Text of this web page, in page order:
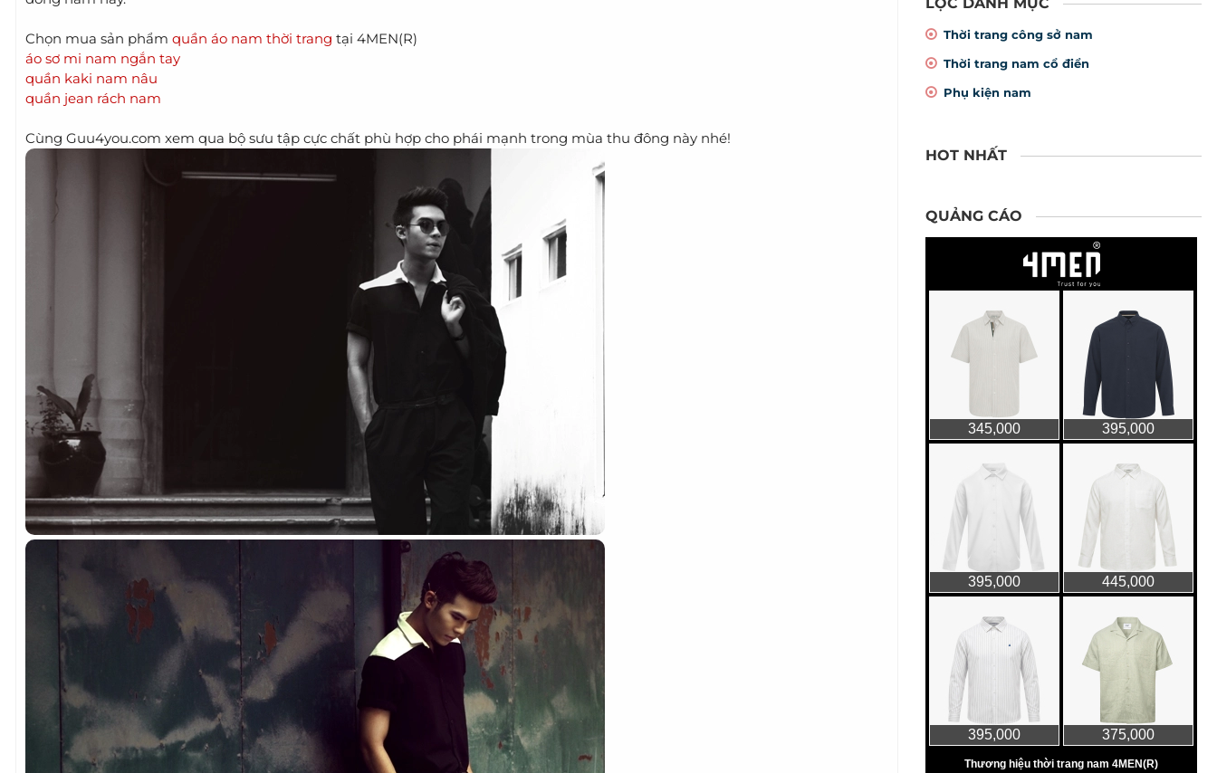
Chọn mua sản phẩm quần áo nam thời trang tại 4MEN(R)
áo sơ mi nam ngắn tay
quần kaki nam nâu
quần jean rách nam
Cùng Guu4you.com xem qua bộ sưu tập cực chất phù hợp cho phái mạnh trong mùa thu đông này nhé!
Thời trang công sở nam
Thời trang nam cổ điển
Phụ kiện nam
HOT NHẤT
QUẢNG CÁO